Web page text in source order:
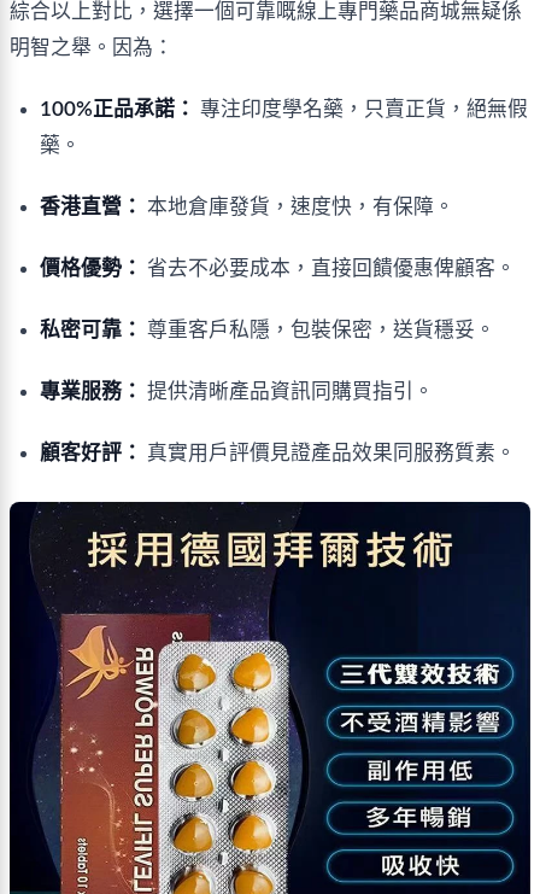
綜合以上對比，選擇一個可靠嘅線上專門藥品商城無疑係
明智之舉。因為：
100%正品承諾： 專注印度學名藥，只賣正貨，絕無假
藥。
香港直營： 本地倉庫發貨，速度快，有保障。
價格優勢： 省去不必要成本，直接回饋優惠俾顧客。
私密可靠： 尊重客戶私隱，包裝保密，送貨穩妥。
專業服務： 提供清晰產品資訊同購買指引。
顧客好評： 真實用戶評價見證產品效果同服務質素。